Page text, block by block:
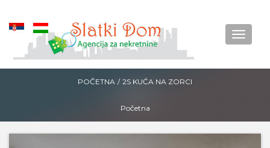
Okreni
Menu
POČETNA / 2S KUĆA NA ZORCI
Početna